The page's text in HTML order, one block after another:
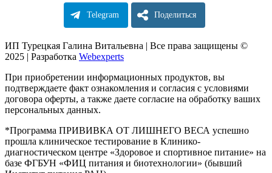
Telegram Поделиться
ИП Турецкая Галина Витальевна | Все права защищены ©
2025 | Разработка Webexperts
При приобретении информационных продуктов, вы
подтверждаете факт ознакомления и согласия с условиями
договора оферты, а также даете согласие на обработку ваших
персональных данных.
*Программа ПРИВИВКА ОТ ЛИШНЕГО ВЕСА успешно
прошла клиническое тестирование в Клинико-
диагностическом центре «Здоровое и спортивное питание» на
базе ФГБУН «ФИЦ питания и биотехнологии» (бывший